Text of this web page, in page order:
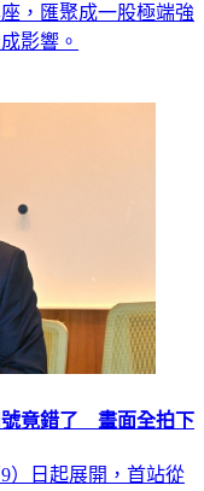
，匯聚成一股極端強
影響。
號竟錯了 畫面全拍下
）日起展開，首站從